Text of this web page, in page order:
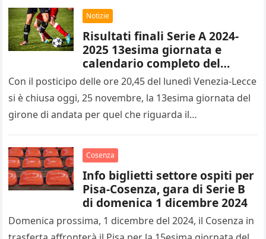
Notizie
Risultati finali Serie A 2024-
2025 13esima giornata e
calendario completo del
14esimo turno
Con il posticipo delle ore 20,45 del lunedì Venezia-Lecce
si è chiusa oggi, 25 novembre, la 13esima giornata del
girone di andata per quel che riguarda il…
Cosenza
Info biglietti settore ospiti per
Pisa-Cosenza, gara di Serie B
di domenica 1 dicembre 2024
Domenica prossima, 1 dicembre del 2024, il Cosenza in